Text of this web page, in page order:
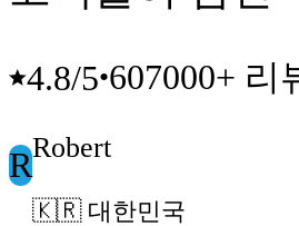
4.8/5•607000+ 리
RRobert
🇰🇷 대한민국